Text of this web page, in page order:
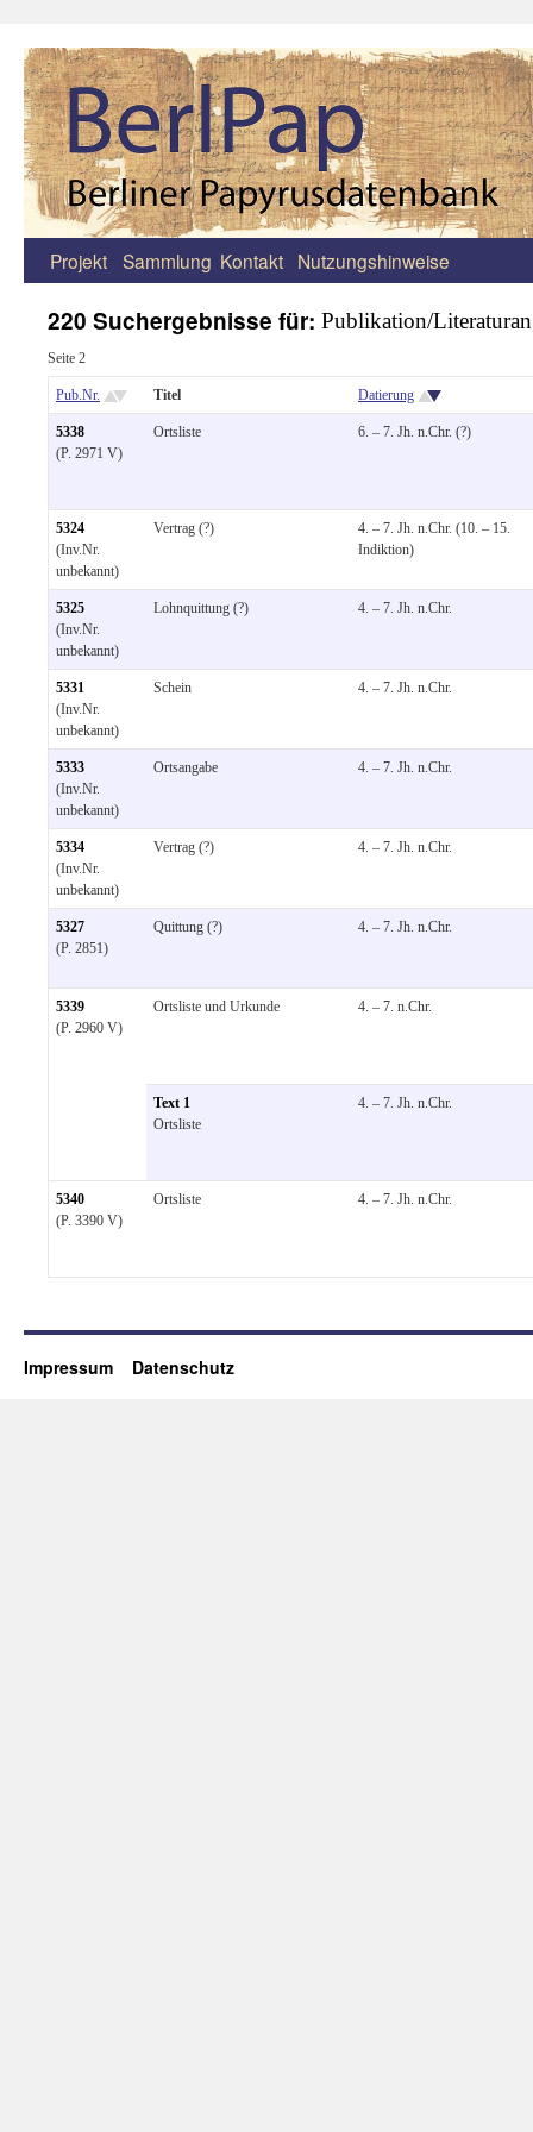
Zum
springen
Projekt Sammlung Kontakt Nutzungshinweise
220 Suchergebnisse für: Publikation/
Seite 2
Pub.Nr. Titel Datierung
5338
(P. 2971 V)
Ortsliste 6. – 7. Jh. n.Chr. (?)
5324
(Inv.Nr.
unbekannt)
Vertrag (?)
4. – 7. Jh. n.Chr. (10. – 15.
Indiktion)
5325
(Inv.Nr.
unbekannt)
Lohnquittung (?) 4. – 7. Jh. n.Chr.
5331
(Inv.Nr.
unbekannt)
Schein 4. – 7. Jh. n.Chr.
5333
(Inv.Nr.
unbekannt)
Ortsangabe 4. – 7. Jh. n.Chr.
5334
(Inv.Nr.
unbekannt)
Vertrag (?) 4. – 7. Jh. n.Chr.
5327
(P. 2851)
Quittung (?) 4. – 7. Jh. n.Chr.
5339
(P. 2960 V)
Ortsliste und Urkunde 4. – 7. n.Chr.
Text 1
Ortsliste
4. – 7. Jh. n.Chr.
5340
(P. 3390 V)
Ortsliste 4. – 7. Jh. n.Chr.
Impressum Datenschutz